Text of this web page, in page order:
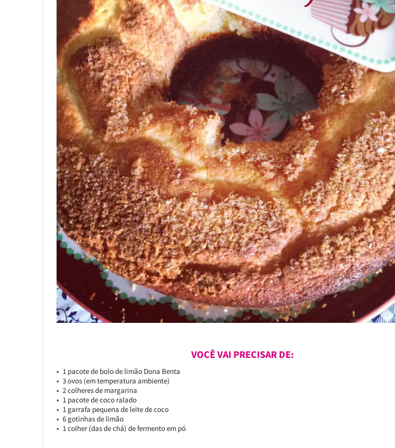
VOCÊ VAI PRECISAR DE:
1 pacote de bolo de limão Dona Benta
3 ovos (em temperatura ambiente)
2 colheres de margarina
1 pacote de coco ralado
1 garrafa pequena de leite de coco
6 gotinhas de limão
1 colher (das de chá) de fermento em pó